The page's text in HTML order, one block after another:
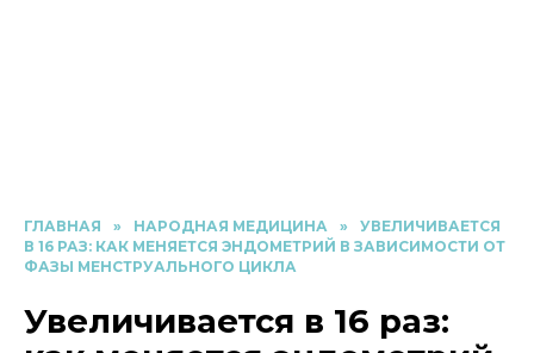
ГЛАВНАЯ » НАРОДНАЯ МЕДИЦИНА »
УВЕЛИЧИВАЕТСЯ
В 16 РАЗ: КАК МЕНЯЕТСЯ ЭНДОМЕТРИЙ В ЗАВИСИМОСТИ ОТ
ФАЗЫ МЕНСТРУАЛЬНОГО ЦИКЛА
Увеличивается в 16 раз: